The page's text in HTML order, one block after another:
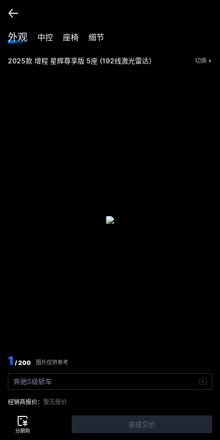
外观 中控 座椅 细节
2025款 增程 星辉尊享版 5座 (192线激光雷达） 切换
1 / 200 图片仅供参考
奔驰S级轿车
经销商报价： 暂无报价
查成交价